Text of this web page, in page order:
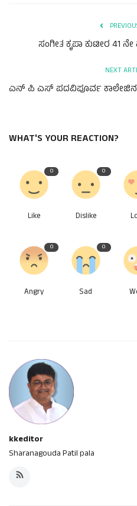
ಸಂಗೀತ ಕೃಪಾ ಕುಟೀರ 41
NEXT
ಎನ್ ಪಿ ಎಸ್ ಪದವಿಪೂರ್ವ ಕಾಲೇಜಿನ
WHAT'S YOUR REACTION?
0
Like
0
Dislike
0
Angry
0
Sad
kkeditor
Sharanagouda Patil pala